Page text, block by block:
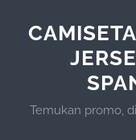
Temukan promo,